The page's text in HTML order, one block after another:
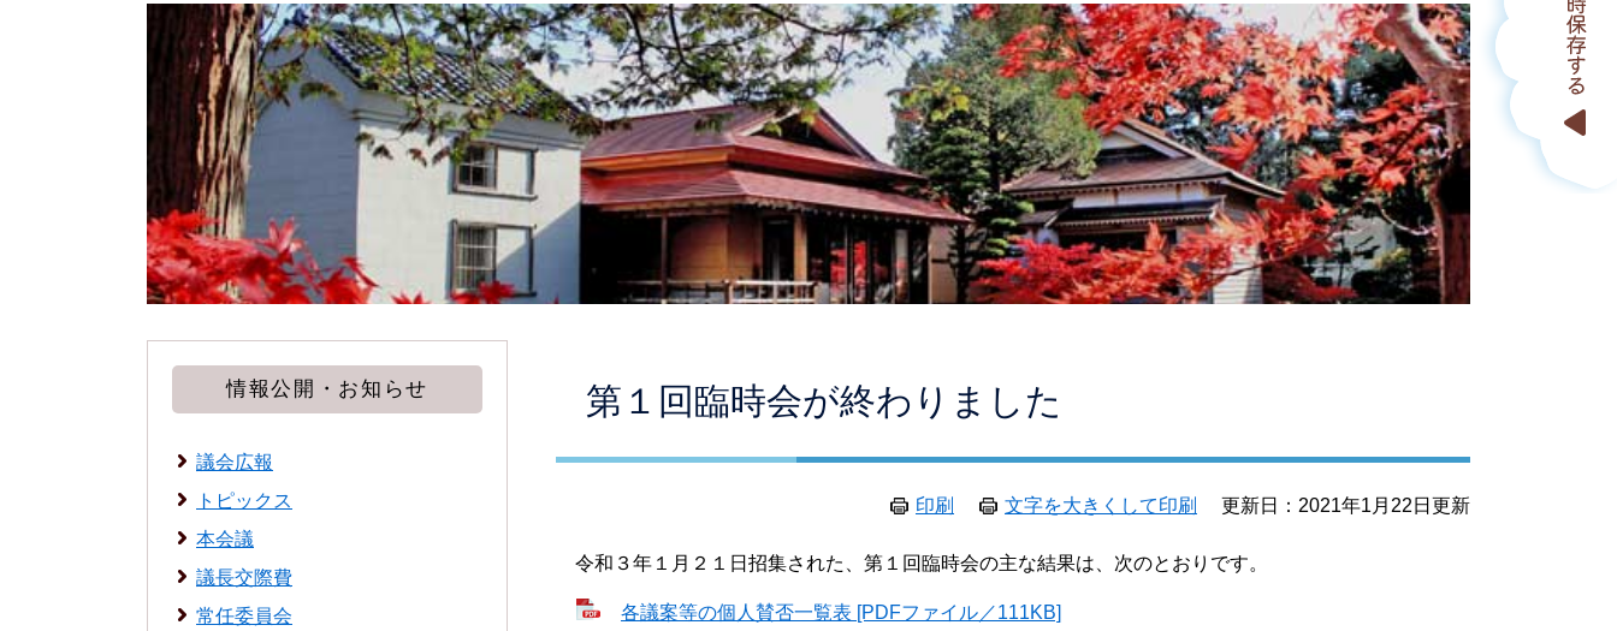
第１回臨時会が終わりました
印刷 文字を大きくして印刷 更新日：2021年1月22日更新
令和３年１月２１日招集された、第１回臨時会の主な結果は、次のとおりです。
各議案等の個人賛否一覧表 [PDFファイル／111KB]
情報公開・お知らせ
議会広報
トピックス
本会議
議長交際費
常任委員会